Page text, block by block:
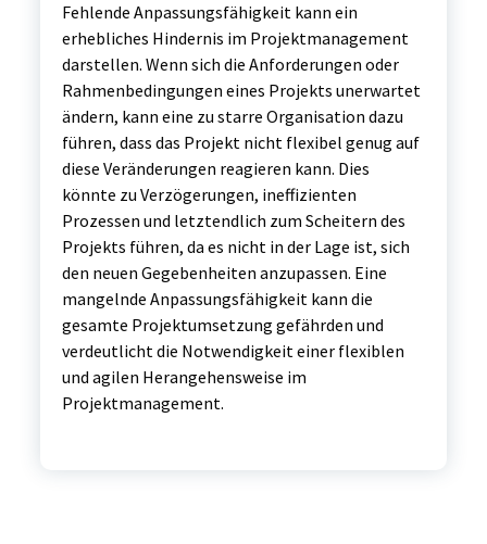
Fehlende Anpassungsfähigkeit kann ein
erhebliches Hindernis im Projektmanagement
darstellen. Wenn sich die Anforderungen oder
Rahmenbedingungen eines Projekts unerwartet
ändern, kann eine zu starre Organisation dazu
führen, dass das Projekt nicht flexibel genug auf
diese Veränderungen reagieren kann. Dies
könnte zu Verzögerungen, ineffizienten
Prozessen und letztendlich zum Scheitern des
Projekts führen, da es nicht in der Lage ist, sich
den neuen Gegebenheiten anzupassen. Eine
mangelnde Anpassungsfähigkeit kann die
gesamte Projektumsetzung gefährden und
verdeutlicht die Notwendigkeit einer flexiblen
und agilen Herangehensweise im
Projektmanagement.